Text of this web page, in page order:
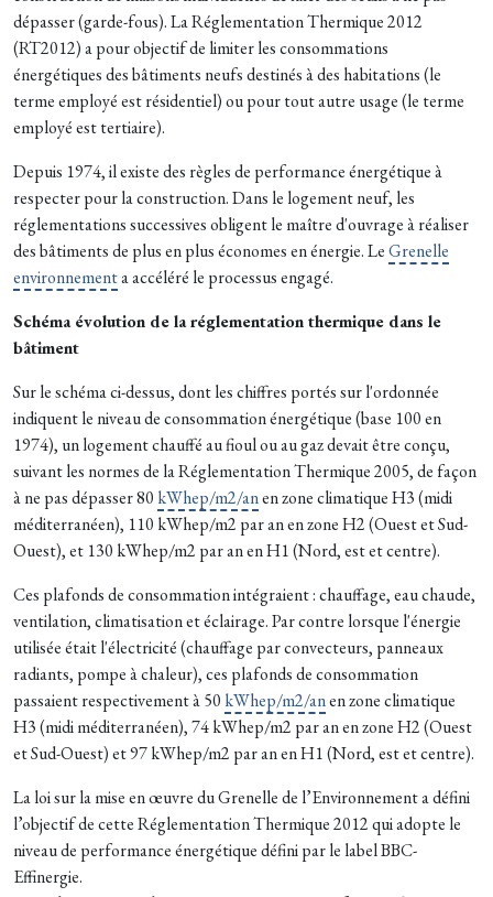
dépasser (garde-fous). La Réglementation Thermique 2012
(RT2012) a pour objectif de limiter les consommations
énergétiques des bâtiments neufs destinés à des habitations (le
terme employé est résidentiel) ou pour tout autre usage (le terme
employé est tertiaire).
Depuis 1974, il existe des règles de performance énergétique à
respecter pour la construction. Dans le logement neuf, les
réglementations successives obligent le maître d'ouvrage à réaliser
des bâtiments de plus en plus économes en énergie. LeGrenelle
environnementa accéléré le processus engagé.
Schéma évolution de la réglementation thermique dans le
bâtiment
Sur le schéma ci-dessus, dont les chiffres portés sur l'ordonnée
indiquent le niveau de consommation énergétique (base 100 en
1974), un logement chauffé au fioul ou au gaz devait être conçu,
suivant les normes de la Réglementation Thermique 2005, de façon
à ne pas dépasser 80 kWhep/m2/anen zone climatique H3 (midi
méditerranéen), 110 kWhep/m2 par an en zone H2 (Ouest et Sud-
Ouest), et 130 kWhep/m2 par an en H1 (Nord, est et centre).
Ces plafonds de consommation intégraient : chauffage, eau chaude,
ventilation, cli­matisation et éclairage. Par contre lorsque l'éner­gie
utilisée était l'électricité (chauffage par convecteurs, panneaux
radiants, pompe à chaleur), ces plafonds de consommation
passaient respectivement à 50 kWhep/m2/anen zone climatique
H3 (midi méditerranéen), 74 kWhep/m2 par an en zone H2 (Ouest
et Sud-Ouest) et 97 kWhep/m2 par an en H1 (Nord, est et centre).
La loi sur la mise en œuvre du Grenelle de l’Environnement a défini
l’objectif de cette Réglementation Thermique 2012 qui adopte le
niveau de performance énergétique défini par le label BBC-
Effinergie.